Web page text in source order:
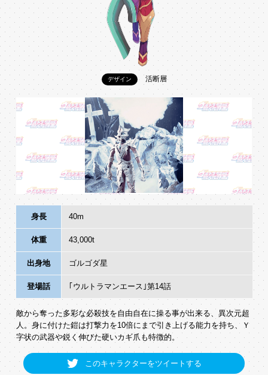
デザイン 活断層
身長 40m
体重 43,000t
出身地 ゴルゴダ星
登場話 ｢ウルトラマンエース｣第14話
敵から奪った多彩な必殺技を自由自在に操る事が出来る、異次元超
人。身に付けた鎧は打撃力を10倍にまで引き上げる能力を持ち、Ｙ
字状の武器や鋭く伸びた硬いカギ爪も特徴的。
このキャラクターをツイートする